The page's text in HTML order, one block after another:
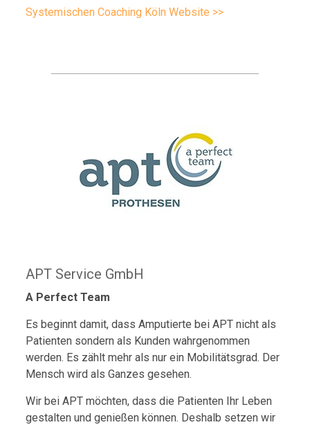
Systemischen Coaching Köln Website >>
APT Service GmbH
A Perfect Team
Es beginnt damit, dass Amputierte bei APT nicht als
Patienten sondern als Kunden wahrgenommen
werden. Es zählt mehr als nur ein Mobilitätsgrad. Der
Mensch wird als Ganzes gesehen.
Wir bei APT möchten, dass die Patienten Ihr Leben
gestalten und genießen können. Deshalb setzen wir